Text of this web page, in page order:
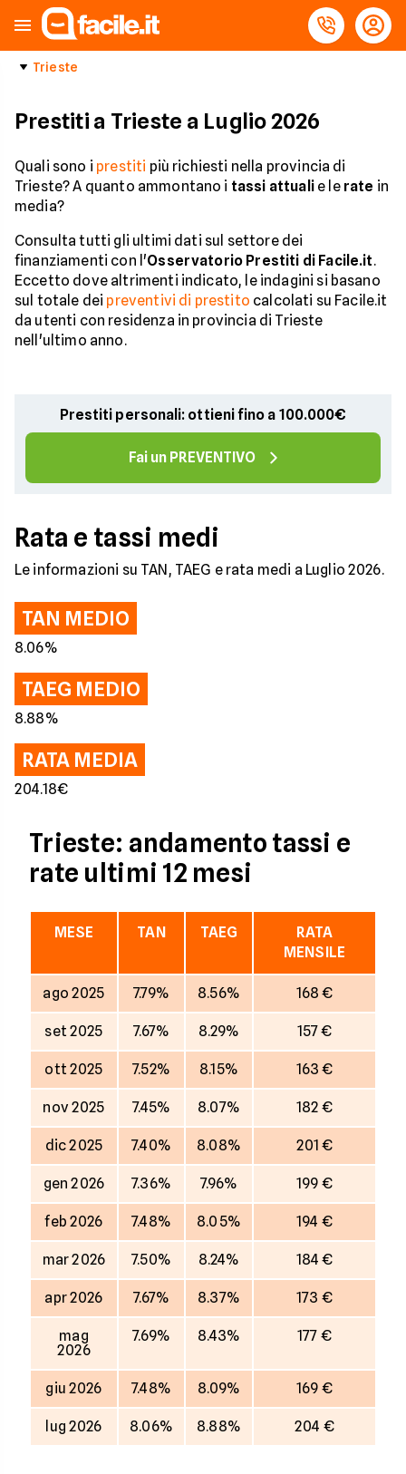
Trieste
Prestiti a Trieste a Luglio 2026
Quali sono i prestiti più richiesti nella provincia di
Trieste? A quanto ammontano i tassi attualie le rate in
media?
Consulta tutti gli ultimi dati sul settore dei
finanziamenti con l'Osservatorio Prestiti di Facile.it.
Eccetto dove altrimenti indicato, le indagini si basano
sul totale dei preventivi di prestito calcolati su Facile.it
da utenti con residenza in provincia di Trieste
nell'ultimo anno.
Prestiti personali: ottieni fino a 100.000€
Fai un PREVENTIVO
Rata e tassi medi
Le informazioni su TAN, TAEG e rata medi a Luglio 2026.
TAN MEDIO
8.06%
TAEG MEDIO
8.88%
RATA MEDIA
204.18€
Trieste: andamento tassi e
rate ultimi 12 mesi
MESE TAN TAEG
RATA
MENSILE
ago 2025 7.79% 8.56% 168 €
set 2025 7.67% 8.29% 157 €
ott 2025 7.52% 8.15% 163 €
nov 2025 7.45% 8.07% 182 €
dic 2025 7.40% 8.08% 201 €
gen 2026 7.36% 7.96% 199 €
feb 2026 7.48% 8.05% 194 €
mar 2026 7.50% 8.24% 184 €
apr 2026 7.67% 8.37% 173 €
mag
2026
7.69% 8.43% 177 €
giu 2026 7.48% 8.09% 169 €
lug 2026 8.06% 8.88% 204 €